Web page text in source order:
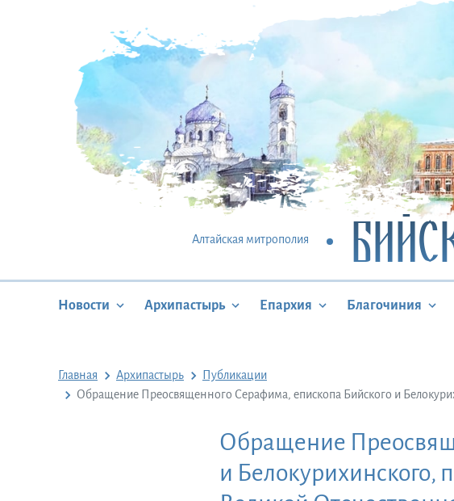
Алтайская митрополия
Новости Архипастырь Епархия Благочиния
Главная Архипастырь
Публикации
Обращение Преосвященного Серафима, епископа Бийского и
Обращение
и Белокурихинского,